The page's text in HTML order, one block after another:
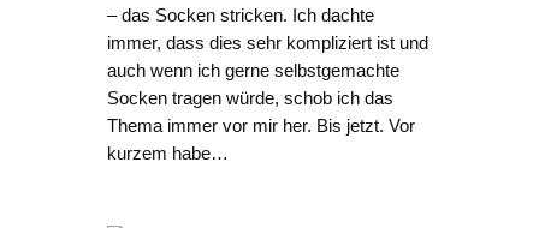
– das Socken stricken. Ich dachte
immer, dass dies sehr kompliziert ist und
auch wenn ich gerne selbstgemachte
Socken tragen würde, schob ich das
Thema immer vor mir her. Bis jetzt. Vor
kurzem habe…